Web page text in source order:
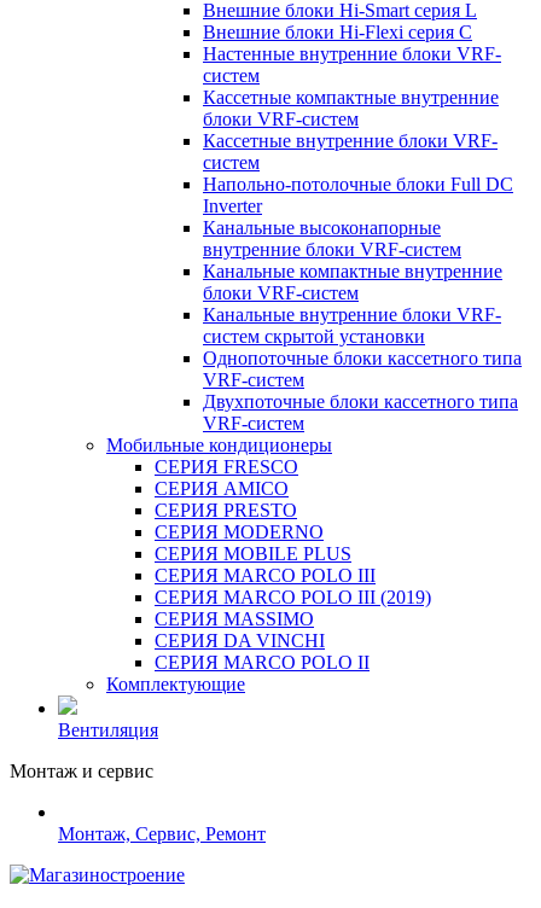
Внешние блоки Hi-Smart серия L
Внешние блоки Hi-Flexi серия C
Настенные внутренние блоки VRF-
систем
Кассетные компактные внутренние
блоки VRF-систем
Кассетные внутренние блоки VRF-
систем
Напольно-потолочные блоки Full DC
Inverter
Канальные высоконапорные
внутренние блоки VRF-систем
Канальные компактные внутренние
блоки VRF-систем
Канальные внутренние блоки VRF-
систем скрытой установки
Однопоточные блоки кассетного типа
VRF-систем
Двухпоточные блоки кассетного типа
VRF-систем
Мобильные кондиционеры
СЕРИЯ FRESCO
СЕРИЯ AMICO
СЕРИЯ PRESTO
СЕРИЯ MODERNO
СЕРИЯ MOBILE PLUS
СЕРИЯ MARCO POLO III
СЕРИЯ MARCO POLO III (2019)
СЕРИЯ MASSIMO
СЕРИЯ DA VINCHI
СЕРИЯ MARCO POLO II
Комплектующие
Вентиляция
Монтаж и сервис
Монтаж, Сервис, Ремонт